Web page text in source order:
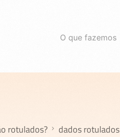
O que fazemos
rotulados? dados rotulados